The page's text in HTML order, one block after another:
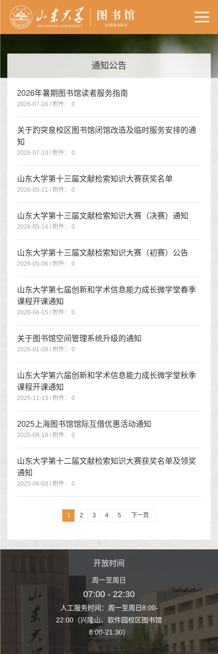
通知公告
2026年暑期图书馆读者服务指南
2026-07-16 / 附件： 0
关于趵突泉校区图书馆闭馆改造及临时服务安排的通
知
2026-07-10 / 附件： 0
山东大学第十三届文献检索知识大赛获奖名单
2026-05-21 / 附件： 0
山东大学第十三届文献检索知识大赛（决赛）通知
2026-05-14 / 附件： 0
山东大学第十三届文献检索知识大赛（初赛）公告
2026-05-06 / 附件： 0
山东大学第七届创新和学术信息能力成长微学堂春季
课程开课通知
2026-04-15 / 附件： 0
关于图书馆空间管理系统升级的通知
2026-01-08 / 附件： 0
山东大学第六届创新和学术信息能力成长微学堂秋季
课程开课通知
2025-11-13 / 附件： 0
2025上海图书馆馆际互借优惠活动通知
2025-09-10 / 附件： 0
山东大学第十二届文献检索知识大赛获奖名单及领奖
通知
2025-06-03 / 附件： 0
1 2 3 4 5 下一页
至周日8:00-
园校区图书馆
开放时间
周一至周日
07:00 - 22:30
人工服务时间：周一至周日8:00-
22:00（兴隆山、软件园校区图书馆
8:00-21:30）
人工服务时间
22:00（兴隆山